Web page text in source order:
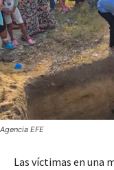
Agencia EFE
Las víctimas en una